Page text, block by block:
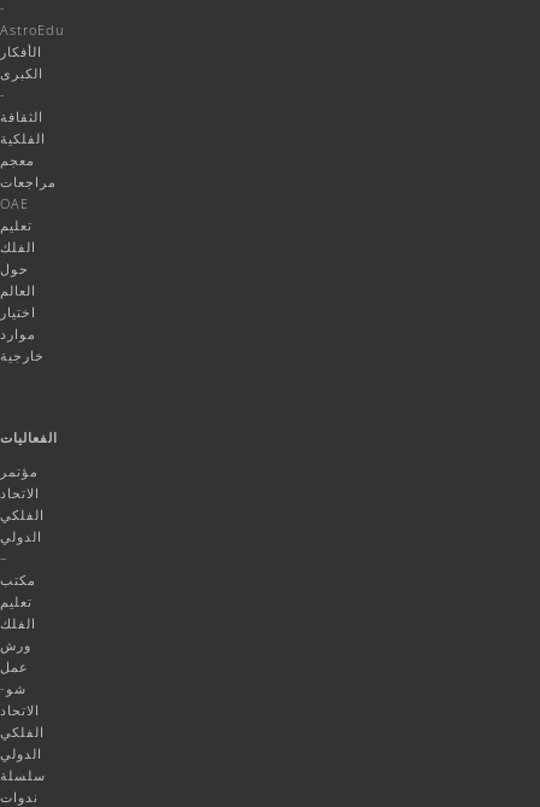
-
AstroEdu
الأفكار
الكبرى
-
الثقافة
الفلكية
معجم
مراجعات
OAE
تعليم
الفلك
حول
العالم
اختيار
موارد
خارجية
الفعاليات
مؤتمر
الاتحاد
الفلكي
الدولي
–
مكتب
تعليم
الفلك
ورش
عمل
شو-
الاتحاد
الفلكي
الدولي
سلسلة
ندوات